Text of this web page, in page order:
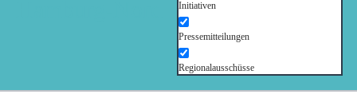
Initiativen
Pressemitteilungen
Regionalausschüsse
NORDAKTUELL